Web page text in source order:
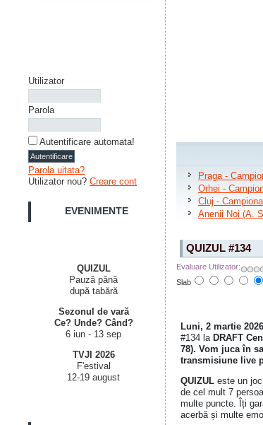
Utilizator
Parola
Autentificare automata!
Parola uitata?
Utilizator nou? Creare cont
EVENIMENTE
QUIZUL
Pauză până
după tabără
Sezonul de vară
Ce? Unde? Când?
6 iun - 13 sep
TVJI 2026
F'estival
12-19 august
Praga -
Orhei -
Cluj -
Anenii Noi (A.
QUIZUL #134
Evaluare Utilizator:
Slab
Luni, 2 martie
#134 la DRAFT
78). Vom juca în
transmisiune live
QUIZUL este un
de cel mult 7
multe puncte. Îți
acerbă și multe